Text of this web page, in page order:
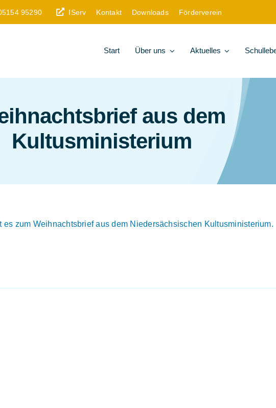
95290 IServ Kontakt Downloads Förderverein
Start Über uns Aktuelles
aus dem
Kultusministerium
es zum Weihnachtsbrief aus dem Niedersächsischen Kultusministerium.